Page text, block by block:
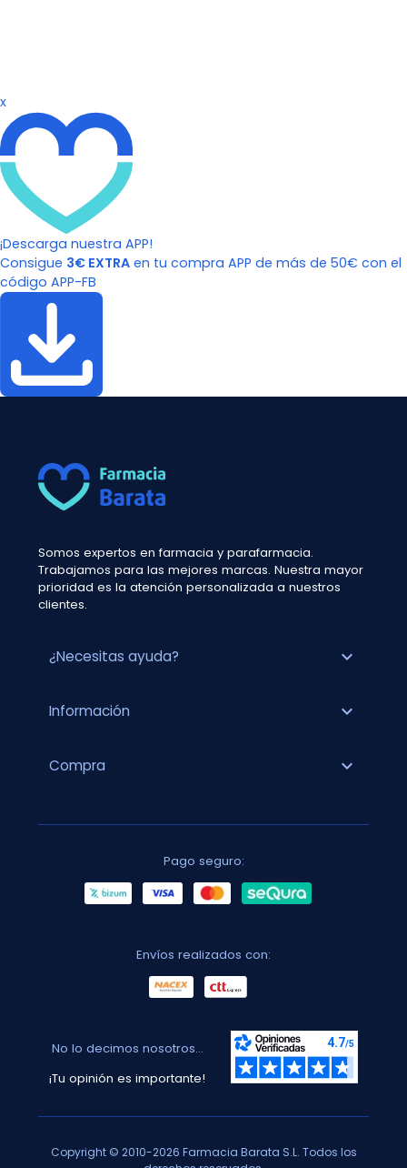
x
¡Descarga nuestra APP!
Consigue 3€ EXTRA en tu compra APP de más de 50€ con el
código APP-FB
Somos expertos en farmacia y parafarmacia.
Trabajamos para las mejores marcas. Nuestra mayor
prioridad es la atención personalizada a nuestros
clientes.
¿Necesitas ayuda? expand_more
Información expand_more
Compra expand_more
Pago seguro:
Envíos realizados con:
No lo decimos nosotros...
¡Tu opinión es importante!
Copyright © 2010-2026 Farmacia Barata S.L. Todos los